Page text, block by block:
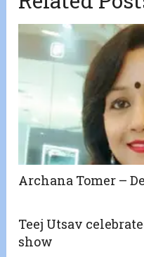
Archana Tomer –
Teej Utsav
show